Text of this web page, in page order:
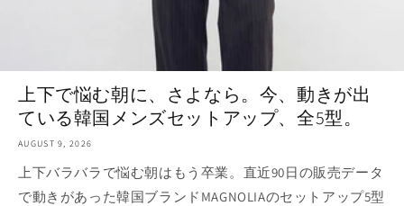
上下で悩む朝に、さよなら。今、動きが出
ている韓国メンズセットアップ、全5型。
AUGUST 9, 2026
上下バラバラで悩む朝はもう卒業。直近90日の販売データ
で動きがあった韓国ブランドMAGNOLIAのセットアップ5型